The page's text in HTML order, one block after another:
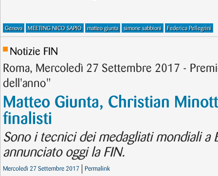
Genova MEETING NICO SAPIO matteo giunta simone sabbioni Federica Pellegrini
Notizie FIN
Roma, Mercoledì 27 Settembre 2017 -
dell'anno"
Matteo Giunta, Christian
finalisti
Sono i tecnici dei medagliati mondiali a
annunciato oggi la FIN.
Mercoledì 27 Settembre 2017 Permalink